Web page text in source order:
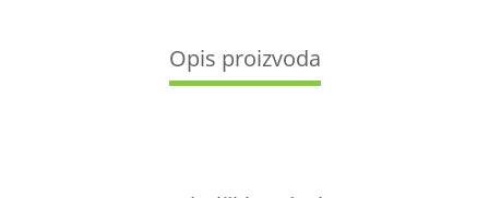
Opis proizvoda